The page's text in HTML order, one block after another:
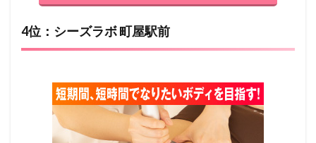
4位：シーズラボ 町屋駅前